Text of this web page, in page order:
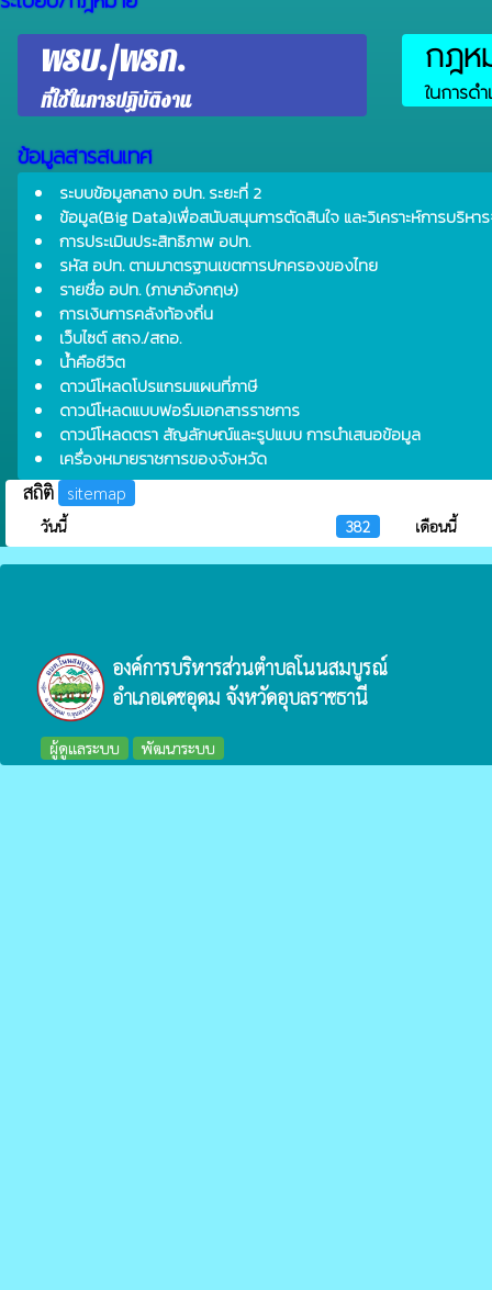
พรบ./พรก.
ที่ใช้ในการปฏิบัติงาน
กฎห
ในการด
ข้อมูลสารสนเทศ
ระบบข้อมูลกลาง อปท. ระยะที่ 2
ข้อมูล(Big Data)เพื่อสนับสนุนการตัดสินใจ และวิเคราะห์การบริห
การประเมินประสิทธิภาพ อปท.
รหัส อปท. ตามมาตรฐานเขตการปกครองของไทย
รายชื่อ อปท. (ภาษาอังกฤษ)
การเงินการคลังท้องถิ่น
เว็บไซต์ สถจ./สถอ.
น้ำคือชีวิต
ดาวน์โหลดโปรแกรมแผนที่ภาษี
ดาวน์โหลดแบบฟอร์มเอกสารราชการ
ดาวน์โหลดตรา สัญลักษณ์และรูปแบบ การนำเสนอข้อมูล
เครื่องหมายราชการของจังหวัด
สถิติ sitemap
วันนี้ 382 เดือนนี้
องค์การบริหารส่วนตำบลโนนสมบูรณ์
อำเภอเดชอุดม จังหวัดอุบลราชธานี
ผู้ดูแลระบบ พัฒนาระบบ